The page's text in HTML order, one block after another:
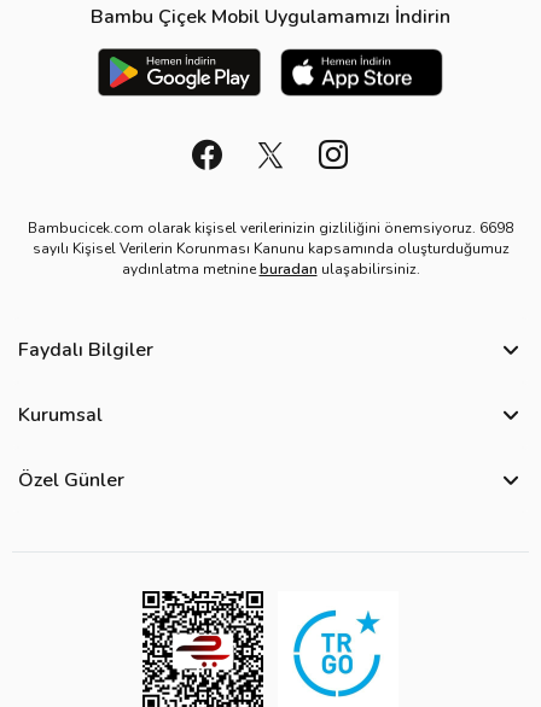
Bambu Çiçek Mobil Uygulamamızı İndirin
Bambucicek.com olarak kişisel verilerinizin gizliliğini önemsiyoruz. 6698
sayılı Kişisel Verilerin Korunması Kanunu kapsamında oluşturduğumuz
aydınlatma metnineburadan ulaşabilirsiniz.
Faydalı Bilgiler
Site Haritası
Görsel Kontrol Süreci
Ürün Sıralama Kriterleri
Kurumsal
Mesafeli Satış Sözleşmesi
Kurumsal Müşterilerimiz
Özel Günler
Anneler Günü Çiçekleri
Kadınlar Günü Çiçekleri
Babalar Günü Çiçekleri